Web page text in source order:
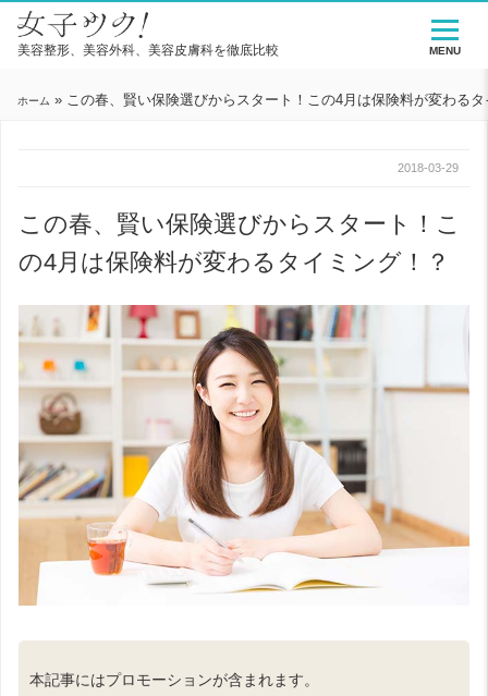
美容整形、美容外科、美容皮膚科を徹底比較
ホーム » この春、賢い保険選びからスタート！この4月は保険料が変わる
2018-03-29
この春、賢い保険選びからスタート！こ
の4月は保険料が変わるタイミング！？
本記事にはプロモーションが含まれます。
MENU